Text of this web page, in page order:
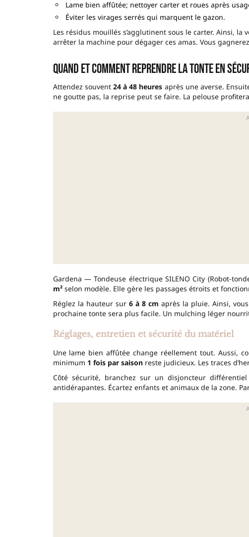
Lame bien affûtée; nettoyer carter et roues après
Éviter les virages serrés qui marquent le gazon.
Les résidus mouillés s’agglutinent sous le carter. Ainsi,
arrêter la machine pour dégager ces amas. Vous
Quand et comment reprendre la tonte en
Attendez souvent 24 à 48 heures après une averse.
ne goutte pas, la reprise peut se faire. La pelouse
Gardena — Tondeuse électrique SILENO City (Robot-
m²selon modèle. Elle gère les passages étroits et
Réglez la hauteur sur 6 à 8 cm après la pluie. Ainsi,
prochaine tonte sera plus facile. Un mulching léger
Réglages, entretien et sécurité du matériel
Une lame bien affûtée change réellement tout. Aussi,
minimum 1 fois par saisonreste judicieux. Les traces
Côté sécurité, branchez sur un disjoncteur différentiel
antidérapantes. Écartez enfants et animaux de la zone.